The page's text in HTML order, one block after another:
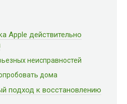
Apple действительно
неисправностей
дома
подход к восстановлению